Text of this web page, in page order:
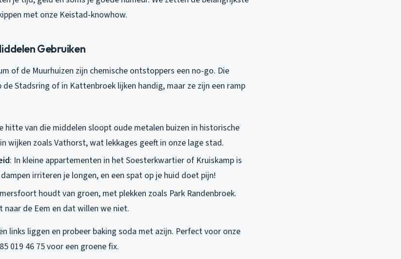
met onze Keistad-knowhow.
Gebruiken
of de Muurhuizen zijn chemische ontstoppers een no-go. Die
Stadsring of in Kattenbroek lijken handig, maar ze zijn een ramp
hitte van die middelen sloopt oude metalen buizen in historische
wijken zoals Vathorst, wat lekkages geeft in onze lage stad.
: In kleine appartementen in het Soesterkwartier of Kruiskamp is
irriteren je longen, en een spat op je huid doet pijn!
houdt van groen, met plekken zoals Park Randenbroek.
naar de Eem en dat willen we niet.
links liggen en probeer baking soda met azijn. Perfect voor onze
019 46 75 voor een groene fix.